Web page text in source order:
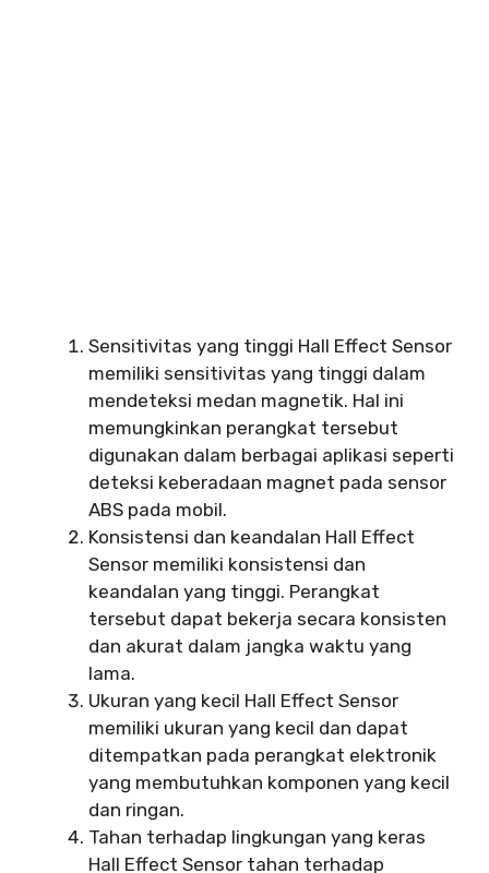
Sensitivitas yang tinggi Hall Effect Sensor
memiliki sensitivitas yang tinggi dalam
mendeteksi medan magnetik. Hal ini
memungkinkan perangkat tersebut
digunakan dalam berbagai aplikasi seperti
deteksi keberadaan magnet pada sensor
ABS pada mobil.
Konsistensi dan keandalan Hall Effect
Sensor memiliki konsistensi dan
keandalan yang tinggi. Perangkat
tersebut dapat bekerja secara konsisten
dan akurat dalam jangka waktu yang
lama.
Ukuran yang kecil Hall Effect Sensor
memiliki ukuran yang kecil dan dapat
ditempatkan pada perangkat elektronik
yang membutuhkan komponen yang kecil
dan ringan.
Tahan terhadap lingkungan yang keras
Hall Effect Sensor tahan terhadap